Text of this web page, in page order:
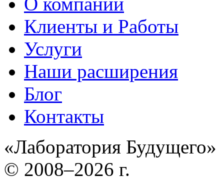
Клиенты и Работы
Услуги
Наши расширения
Блог
Контакты
«Лаборатория Будущего»
© 2008–2026 г.